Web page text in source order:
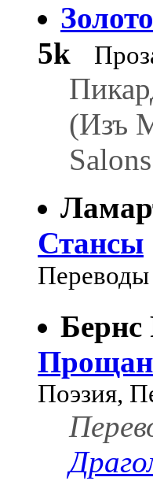
5k
(Изъ
Стансы
Переводы
Бернс
Поэзия,